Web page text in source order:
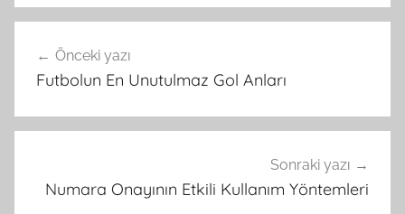
gezinmesi
Önceki yazı
Futbolun En Unutulmaz Gol Anları
Sonraki yazı
Numara Onayının Etkili Kullanım Yöntemleri